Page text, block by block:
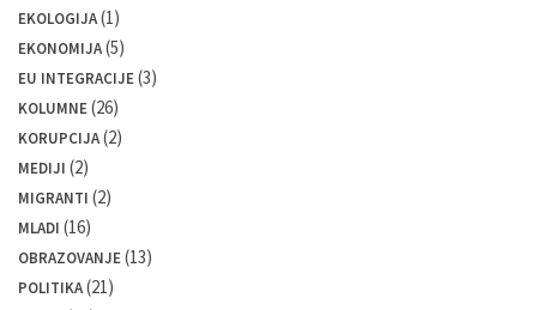
EKOLOGIJA(1)
EKONOMIJA(5)
EU INTEGRACIJE(3)
KOLUMNE(26)
KORUPCIJA(2)
MEDIJI (2)
MIGRANTI (2)
MLADI (16)
OBRAZOVANJE(13)
POLITIKA(21)